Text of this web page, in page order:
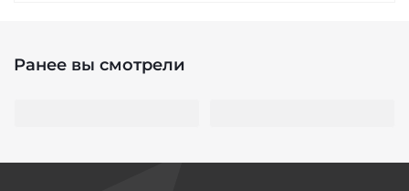
Ранее вы смотрели